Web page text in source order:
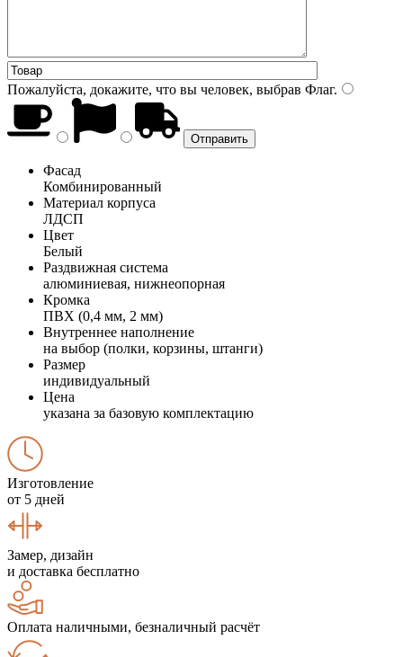
Пожалуйста, докажите, что вы человек, выбрав Флаг.
Фасад
Комбинированный
Материал корпуса
ЛДСП
Цвет
Белый
Раздвижная система
алюминиевая, нижнеопорная
Кромка
ПВХ (0,4 мм, 2 мм)
Внутреннее наполнение
на выбор (полки, корзины, штанги)
Размер
индивидуальный
Цена
указана за базовую комплектацию
Изготовление
от 5 дней
Замер, дизайн
и доставка бесплатно
Оплата наличными, безналичный расчёт